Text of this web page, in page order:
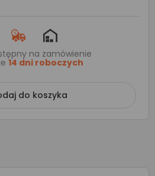
na zamówienie
14 dni roboczych
do koszyka